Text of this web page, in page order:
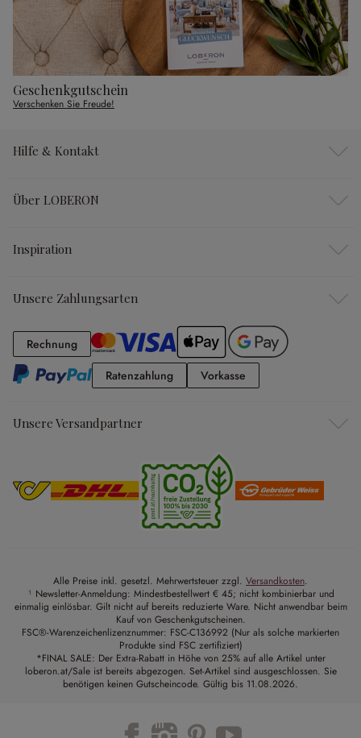
Geschenkgutschein
Verschenken Sie Freude!
Hilfe & Kontakt
Über LOBERON
Inspiration
Unsere Zahlungsarten
RechnungRechnung
RatenzahlungRatenzahlung
Vorkasse
Unsere Versandpartner
Alle Preise inkl. gesetzl. Mehrwertsteuer zzgl. Versandkosten.
¹ Newsletter-Anmeldung: Mindestbestellwert € 45; nicht kombinierbar und
einmalig einlösbar. Gilt nicht auf bereits reduzierte Ware. Nicht anwendbar beim
Kauf von Geschenkgutscheinen.
FSC®-Warenzeichenlizenznummer: FSC-C136992 (Nur als solche markierten
Produkte sind FSC zertifiziert)
*FINAL SALE: Der Extra-Rabatt in Höhe von 25% auf alle Artikel unter
loberon.at/Sale ist bereits abgezogen. Set-Artikel sind ausgeschlossen. Sie
benötigen keinen Gutscheincode. Gültig bis 11.08.2026.